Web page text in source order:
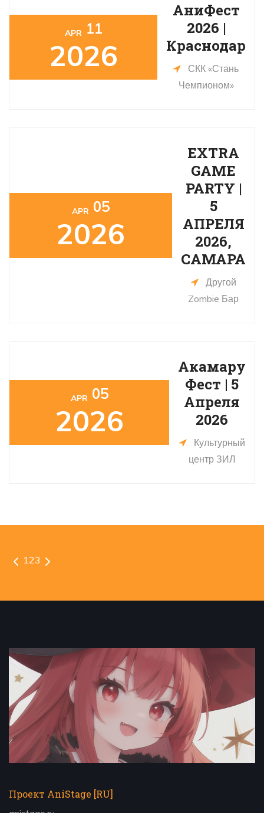
APR 11
2026
АниФест
2026 |
Краснодар
СКК «Стань
Чемпионом»
APR 05
2026
EXTRA
GAME
PARTY |
5
АПРЕЛЯ
2026,
САМАРА
Другой
Zombie Бар
APR 05
2026
Акамару
Фест | 5
Апреля
2026
Культурный
центр ЗИЛ
123
Проект AniStage [RU]